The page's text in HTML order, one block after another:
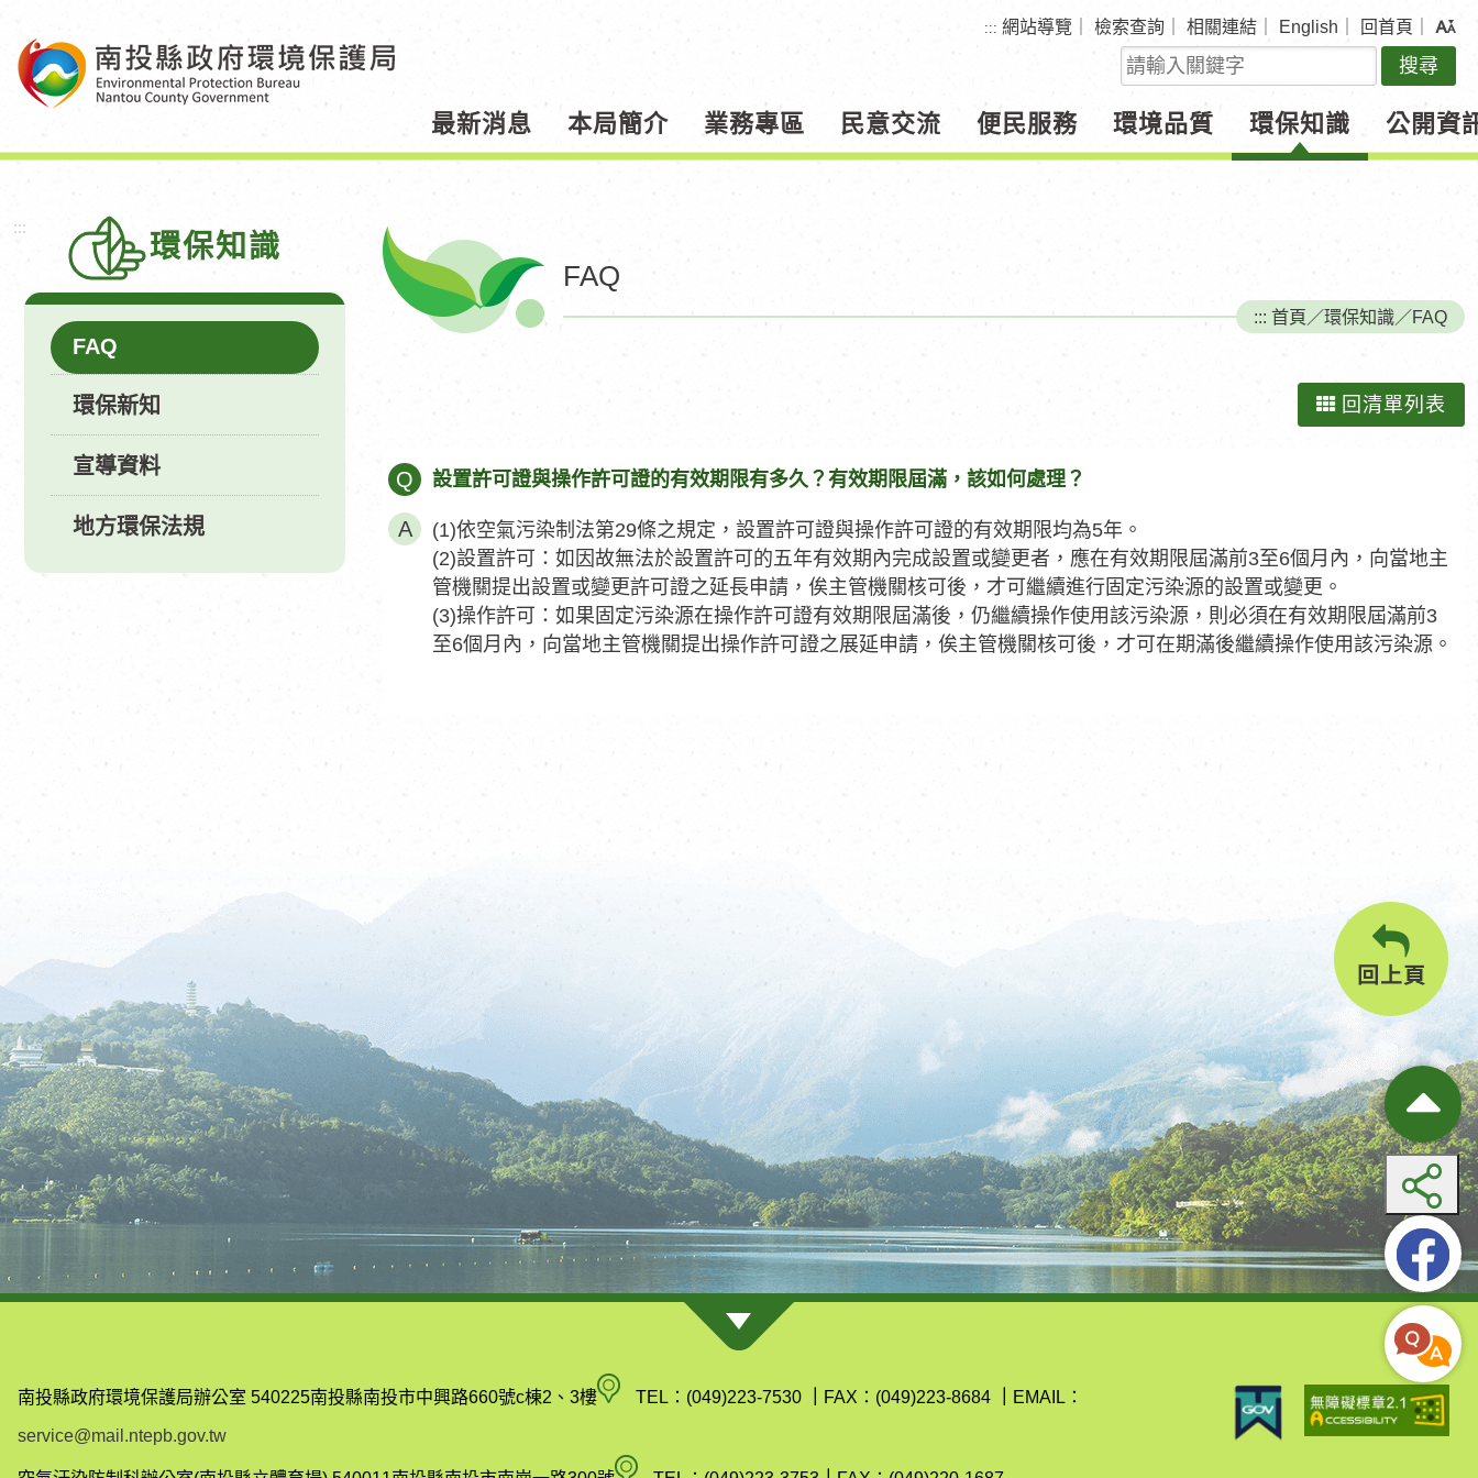
主
容
塊
::: 網站導覽 檢索查詢 相關連結 English 回首頁
關
鍵
字
查
詢
最新消息 本局簡介 業務專區 民意交流 便民服務 環境品質 環保知識 公開資
:::
環保知識
FAQ
環保新知
宣導資料
地方環保法規
FAQ
::: 首頁 ／環保知識／FAQ
回清單列表
Q 設置許可證與操作許可證的有效期限有多久？有效期限屆滿，該如何處理？
(1)依空氣污染制法第29條之規定，設置許可證與操作許可證的有效期限均為5年。
(2)設置許可：如因故無法於設置許可的五年有效期內完成設置或變更者，應在有效期限屆滿前3至6個月內，向當地主
管機關提出設置或變更許可證之延長申請，俟主管機關核可後，才可繼續進行固定污染源的設置或變更。
(3)操作許可：如果固定污染源在操作許可證有效期限屆滿後，仍繼續操作使用該污染源，則必須在有效期限屆滿前3
至6個月內，向當地主管機關提出操作許可證之展延申請，俟主管機關核可後，才可在期滿後繼續操作使用該污染源。
回上頁
南投縣政府環境保護局辦公室 540225南投縣南投市中興路660號c棟2、3樓南
縣
TEL：(049)223-7530 FAX：(049)223-8684 EMAIL：
service@mail.ntepb.gov.tw
空